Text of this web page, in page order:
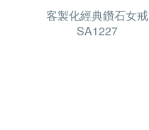
客製化經典鑽石女戒
SA1227